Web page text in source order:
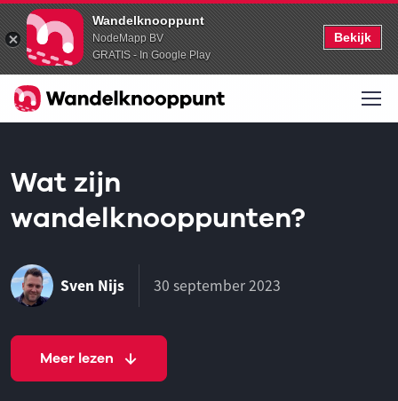
Wandelknooppunt
NodeMapp BV
GRATIS - In Google Play
Bekijk
Wat zijn
wandelknooppunten?
Sven Nijs 30 september 2023
Meer lezen